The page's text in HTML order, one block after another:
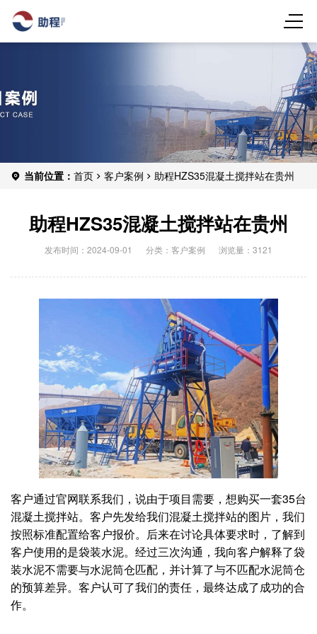
当前位置： 首页 客户案例 助程HZS35混凝土搅拌站在贵州
助程HZS35混凝土搅拌站在贵州
发布时间：2024-09-01 分类： 客户案例 浏览量：3121
客户通过官网联系我们，说由于项目需要，想购买一套35台
混凝土搅拌站。客户先发给我们混凝土搅拌站的图片，我们
按照标准配置给客户报价。后来在讨论具体要求时，了解到
客户使用的是袋装水泥。经过三次沟通，我向客户解释了袋
装水泥不需要与水泥筒仓匹配，并计算了与不匹配水泥筒仓
的预算差异。客户认可了我们的责任，最终达成了成功的合
作。